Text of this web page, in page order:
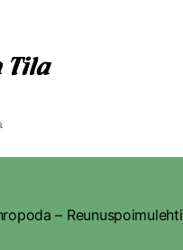
– Reunuspoimulehti